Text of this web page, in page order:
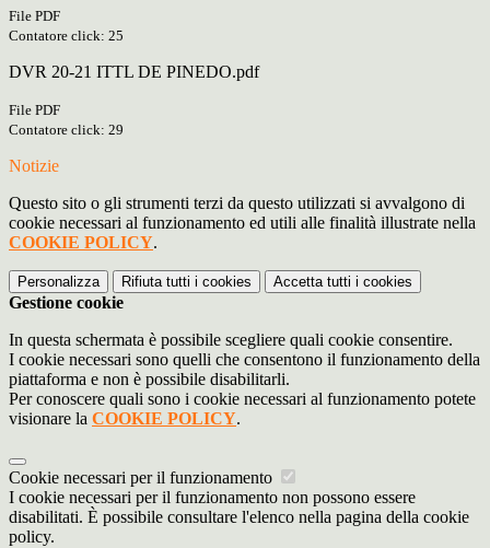
File PDF
Contatore click: 25
DVR 20-21 ITTL DE PINEDO.pdf
File PDF
Contatore click: 29
Notizie
Questo sito o gli strumenti terzi da questo utilizzati si avvalgono di
cookie necessari al funzionamento ed utili alle finalità illustrate nella
COOKIE POLICY.
Personalizza Rifiuta tutti i cookies Accetta tutti i cookies
Gestione cookie
In questa schermata è possibile scegliere quali cookie consentire.
I cookie necessari sono quelli che consentono il funzionamento della
piattaforma e non è possibile disabilitarli.
Per conoscere quali sono i cookie necessari al funzionamento potete
visionare la COOKIE POLICY.
Cookie necessari per il funzionamento
I cookie necessari per il funzionamento non possono essere
disabilitati. È possibile consultare l'elenco nella pagina della cookie
policy.